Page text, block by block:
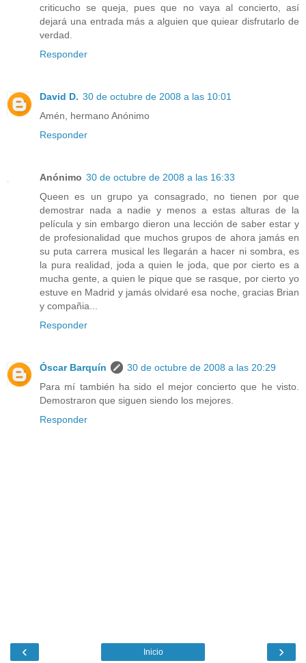
criticucho se queja, pues que no vaya al concierto, así
dejará una entrada más a alguien que quiear disfrutarlo de
verdad.
Responder
David D. 30 de octubre de 2008 a las 10:01
Amén, hermano Anónimo
Responder
Anónimo 30 de octubre de 2008 a las 16:33
Queen es un grupo ya consagrado, no tienen por que
demostrar nada a nadie y menos a estas alturas de la
película y sin embargo dieron una lección de saber estar y
de profesionalidad que muchos grupos de ahora jamás en
su puta carrera musical les llegarán a hacer ni sombra, es
la pura realidad, joda a quien le joda, que por cierto es a
mucha gente, a quien le pique que se rasque, por cierto yo
estuve en Madrid y jamás olvidaré esa noche, gracias Brian
y compañia...
Responder
Óscar Barquín
30 de octubre de 2008 a las 20:29
Para mí también ha sido el mejor concierto que he visto.
Demostraron que siguen siendo los mejores.
Responder
‹ ›
Inicio